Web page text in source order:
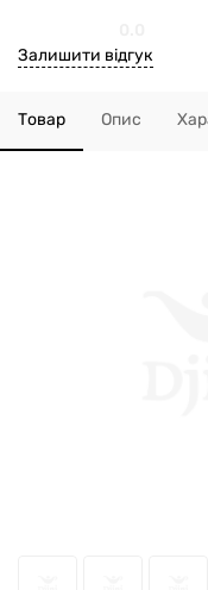
Залишити відгук
Товар Опис